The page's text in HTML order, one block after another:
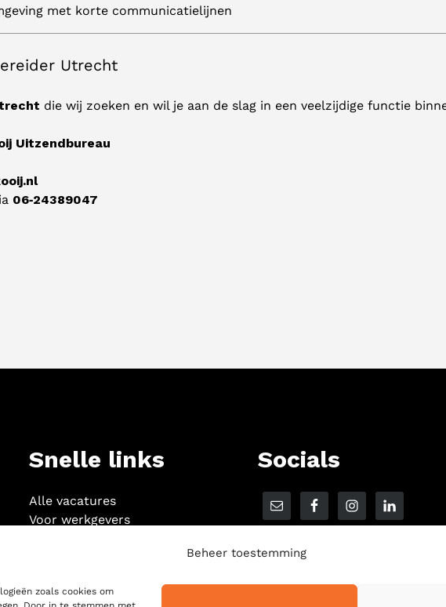
Beheer toestemming
zoals cookies om
met korte communicatielijnen
Utrecht
die wij zoeken en wil je aan de slag in een veelzijdige functie
Uitzendbureau
06‑24389047
Snelle links
Alle vacatures
Voor werkgevers
Socials